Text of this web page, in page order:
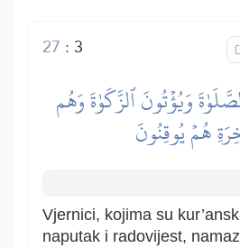
3
:
27
وَيُؤۡتُونَ ٱلزَّكَوٰةَ وَهُم
هُمۡ يُوقِنُونَ
Vjernici, kojima su
naputak i radovijest,